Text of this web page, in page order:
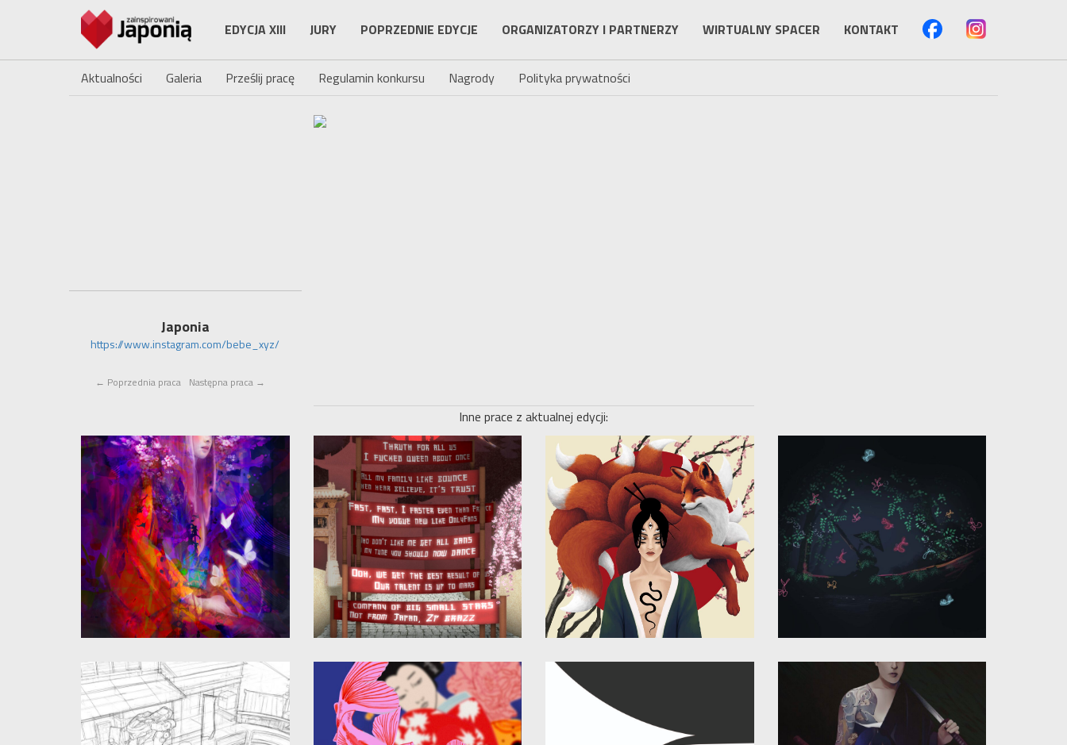
EDYCJA XIII JURY POPRZEDNIE EDYCJE ORGANIZATORZY I PARTNERZY WIRTUALNY SPACER KONTAKT
Aktualności Galeria Prześlij pracę Regulamin konkursu Nagrody Polityka prywatności
Japonia
https://www.instagram.com/bebe_xyz/
← Poprzednia praca Następna praca →
Inne prace z aktualnej edycji: